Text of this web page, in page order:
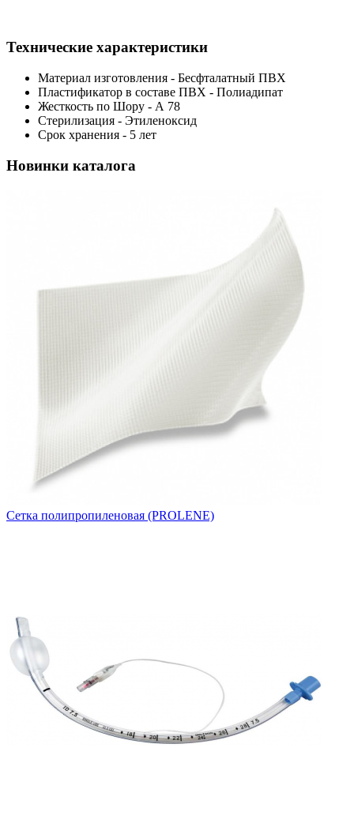
Технические характеристики
Материал изготовления - Бесфталатный ПВХ
Пластификатор в составе ПВХ - Полиадипат
Жесткость по Шору - А 78
Стерилизация - Этиленоксид
Срок хранения - 5 лет
Новинки каталога
Сетка полипропиленовая (PROLENE)